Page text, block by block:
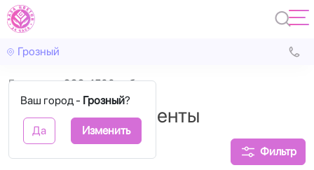
Грозный
Ваш город - Грозный?
Да Изменить
Главная 999-1500 руб.
Букеты комплименты
Фильтр